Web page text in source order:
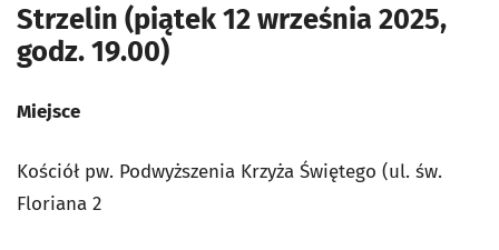
Strzelin (piątek 12 września 2025,
godz. 19.00)
Miejsce
Kościół pw. Podwyższenia Krzyża Świętego (ul. św.
Floriana 2